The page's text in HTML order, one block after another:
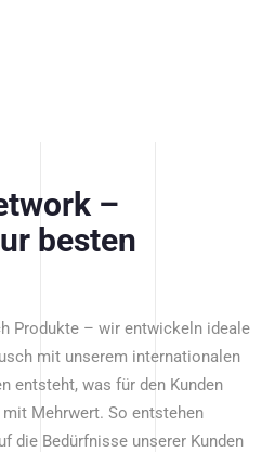
–
besten
Produkte – wir entwickeln ideale
mit unserem internationalen
entsteht, was für den Kunden
Mehrwert. So entstehen
die Bedürfnisse unserer Kunden